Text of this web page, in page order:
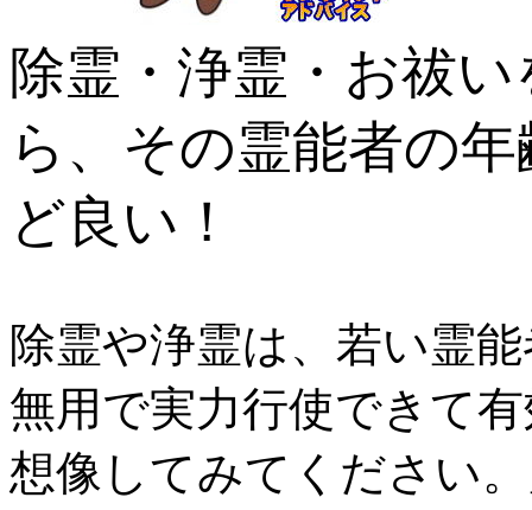
除霊・浄霊・お祓
ら、その霊能者の
ど良い！
除霊や浄霊は、若い霊
無用で実力行使できて
想像してみてください